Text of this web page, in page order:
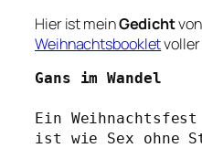
Hier ist meinGedicht
Weihnachtsbooklet
Gans im Wandel
Ein
ist wie Sex ohne